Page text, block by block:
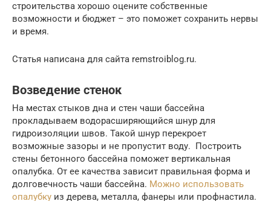
строительства хорошо оцените собственные
возможности и бюджет – это поможет сохранить нервы
и время.
Статья написана для сайта remstroiblog.ru.
Возведение стенок
На местах стыков дна и стен чаши бассейна
прокладываем водорасширяющийся шнур для
гидроизоляции швов. Такой шнур перекроет
возможные зазоры и не пропустит воду. Построить
стены бетонного бассейна поможет вертикальная
опалубка. От ее качества зависит правильная форма и
долговечность чаши бассейна. Можно использовать
опалубку из дерева, металла, фанеры или профнастила.